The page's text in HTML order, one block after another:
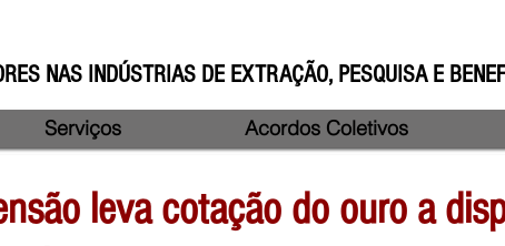
NAS INDÚSTRIAS DE EXTRAÇÃO, PESQUISA E
leva cotação do ouro a
Serviços Acordos Coletivos